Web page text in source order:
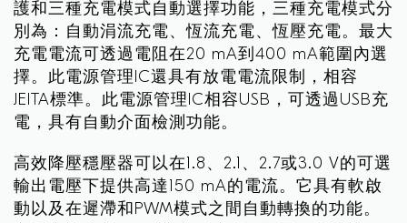
護和三種充電模式自動選擇功能，三種充電模式分
別為：自動涓流充電、恆流充電、恆壓充電。最大
充電電流可透過電阻在20 mA到400 mA範圍內選
擇。此電源管理IC還具有放電電流限制，相容
JEITA標準。此電源管理IC相容USB，可透過USB充
電，具有自動介面檢測功能。
高效降壓穩壓器可以在1.8、2.1、2.7或3.0 V的可選
輸出電壓下提供高達150 mA的電流。它具有軟啟
動以及在遲滯和PWM模式之間自動轉換的功能。